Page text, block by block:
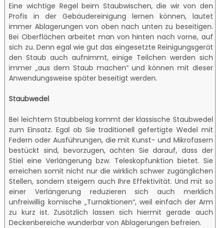
Eine wichtige Regel beim Staubwischen, die wir von den
Profis in der Gebäudereinigung lernen können, lautet
immer Ablagerungen von oben nach unten zu beseitigen.
Bei Oberflächen arbeitet man von hinten nach vorne, auf
sich zu. Denn egal wie gut das eingesetzte Reinigungsgerät
den Staub auch aufnimmt, einige Teilchen werden sich
immer „aus dem Staub machen“ und können mit dieser
Anwendungsweise später beseitigt werden.
Staubwedel
Bei leichtem Staubbelag kommt der klassische Staubwedel
zum Einsatz. Egal ob Sie traditionell gefertigte Wedel mit
Federn oder Ausführungen, die mit Kunst- und Mikrofasern
bestückt sind, bevorzugen, achten Sie darauf, dass der
Stiel eine Verlängerung bzw. Teleskopfunktion bietet. Sie
erreichen somit nicht nur die wirklich schwer zugänglichen
Stellen, sondern steigern auch Ihre Effektivität. Und mit so
einer Verlängerung reduzieren sich auch merklich
unfreiwillig komische „Turnaktionen“, weil einfach der Arm
zu kurz ist. Zusätzlich lassen sich hiermit gerade auch
Deckenbereiche wunderbar von Ablagerungen befreien.